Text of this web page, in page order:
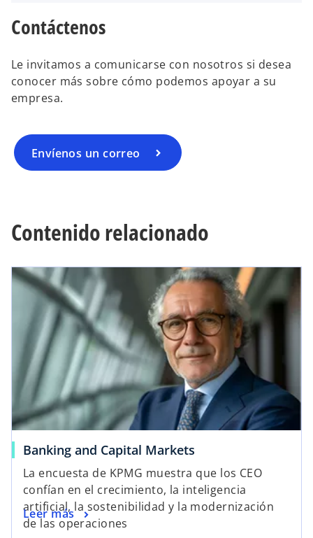
Contáctenos
Le invitamos a comunicarse con nosotros si desea
conocer más sobre cómo podemos apoyar a su
empresa.
Envíenos un correo
Contenido relacionado
Banking and Capital Markets
La encuesta de KPMG muestra que los CEO
confían en el crecimiento, la inteligencia
artificial, la sostenibilidad y la modernización
de las operaciones
Leer más